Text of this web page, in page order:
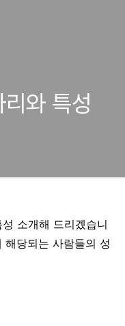
와 특성
소개해 드리겠습니
해당되는 사람들의 성